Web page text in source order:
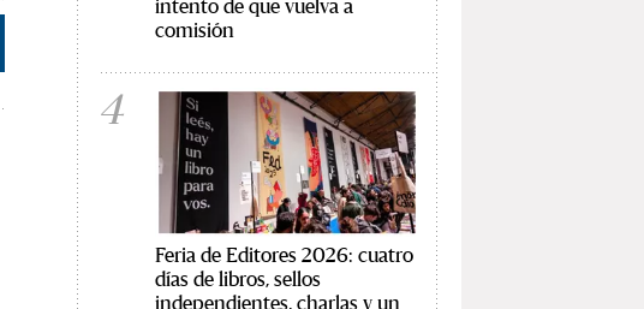
intento de que vuelva a
comisión
4
Feria de Editores 2026: cuatro
días de libros, sellos
independientes, charlas y un